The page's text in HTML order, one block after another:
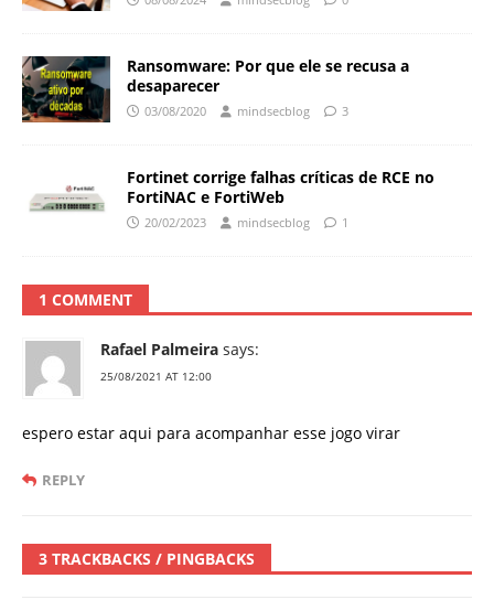
Ransomware: Por que ele se recusa a
desaparecer
03/08/2020 mindsecblog 3
Fortinet corrige falhas críticas de RCE no
FortiNAC e FortiWeb
20/02/2023 mindsecblog 1
1 COMMENT
Rafael Palmeira says:
25/08/2021 AT 12:00
espero estar aqui para acompanhar esse jogo virar
REPLY
3 TRACKBACKS / PINGBACKS